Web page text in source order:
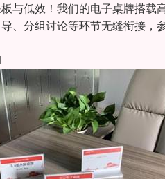
与低效！我们的电子桌牌搭
、分组讨论等环节无缝衔接